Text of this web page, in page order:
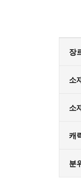
장
소
소
캐
분